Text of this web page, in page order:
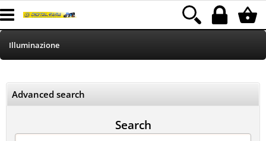
Informatica
Telefonia
Illuminazione
Advanced search
Search